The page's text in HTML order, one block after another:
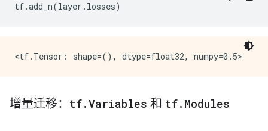
tf.add_n(layer . losses)
增量迁移： tf.Variables 和 tf. Modules